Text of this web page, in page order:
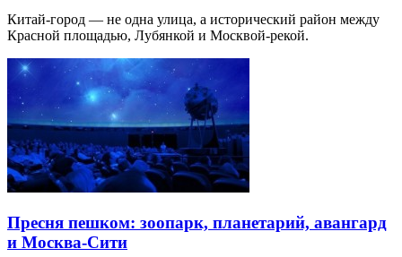
Китай-город — не одна улица, а исторический район между
Красной площадью, Лубянкой и Москвой-рекой.
Пресня пешком: зоопарк, планетарий, авангард
и Москва-Сити